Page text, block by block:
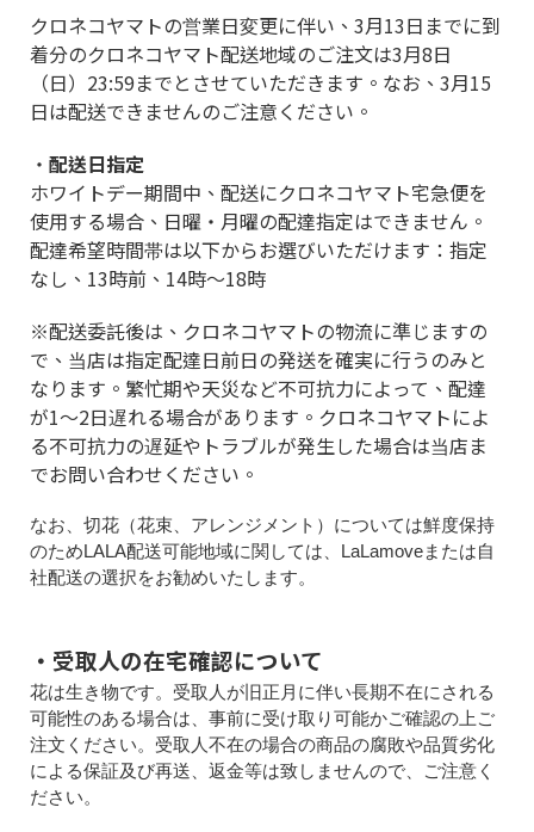
クロネコヤマトの営業日変更に伴い、3月13日までに到
着分のクロネコヤマト配送地域のご注文は3月8日
（日）23:59までとさせていただきます。なお、3月15
日は配送できませんのご注意ください。
・ 配送日指定
ホワイトデー期間中、配送にクロネコヤマト宅急便を
使用する場合、日曜・月曜の配達指定はできません。
配達希望時間帯は以下からお選びいただけます：指定
なし、13時前、14時～18時
※配送委託後は、クロネコヤマトの物流に準じますの
で、当店は指定配達日前日の発送を確実に行うのみと
なります。繁忙期や天災など不可抗力によって、配達
が1～2日遅れる場合があります。クロネコヤマトによ
る不可抗力の遅延やトラブルが発生した場合は当店ま
でお問い合わせください。
なお、切花（花束、アレンジメント）については鮮度保持
のためLALA配送可能地域に関しては、LaLamoveまたは自
社配送の選択をお勧めいたします。
・受取人の在宅確認について
花は生き物です。受取人が旧正月に伴い長期不在にされる
可能性のある場合は、事前に受け取り可能かご確認の上ご
注文ください。受取人不在の場合の商品の腐敗や品質劣化
による保証及び再送、返金等は致しませんので、ご注意く
ださい。